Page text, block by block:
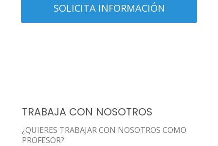
TRABAJA CON NOSOTROS
¿QUIERES TRABAJAR CON NOSOTROS COMO
PROFESOR?